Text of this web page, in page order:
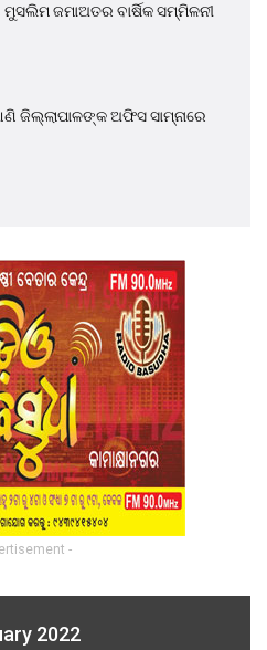
ଜମାଅତର ବାର୍ଷିକ ସମ୍ମିଳନୀ
ଅଫିସ ସାମ୍ନାରେ
-
2022